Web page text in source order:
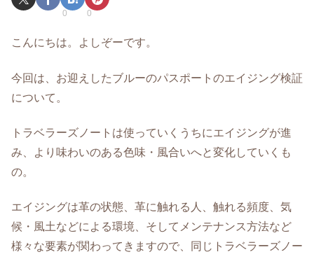
0 0
こんにちは。よしぞーです。
今回は、お迎えしたブルーのパスポートのエイジング検証
について。
トラベラーズノートは使っていくうちにエイジングが進
み、より味わいのある色味・風合いへと変化していくも
の。
エイジングは革の状態、革に触れる人、触れる頻度、気
候・風土などによる環境、そしてメンテナンス方法など
様々な要素が関わってきますので、同じトラベラーズノー